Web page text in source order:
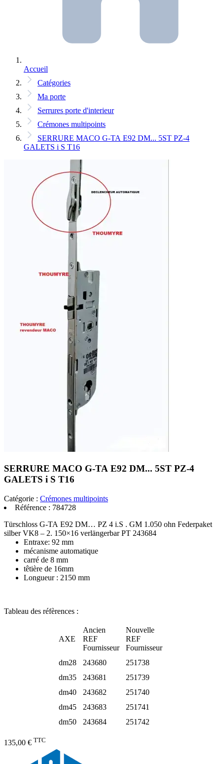
Accueil
Catégories
Ma porte
Serrures porte d'interieur
Crémones multipoints
SERRURE MACO G-TA E92 DM... 5ST PZ-4
GALETS i S T16
SERRURE MACO G-TA E92 DM... 5ST PZ-4
GALETS i S T16
Catégorie : Crémones multipoints
Référence : 784728
Türschloss G-TA E92 DM… PZ 4 i.S . GM 1.050 ohn Federpaket
silber VK8 – 2. 150×16 verlängerbar PT 243684
Entraxe: 92 mm
mécanisme automatique
carré de 8 mm
têtière de 16mm
Longueur : 2150 mm
Tableau des réfèrences :
AXE
Ancien
REF
Fournisseur
Nouvelle
REF
Fournisseur
dm28
243680
251738
dm35
243681
251739
dm40
243682
251740
dm45
243683
251741
dm50
243684 251742
135,00 € TTC